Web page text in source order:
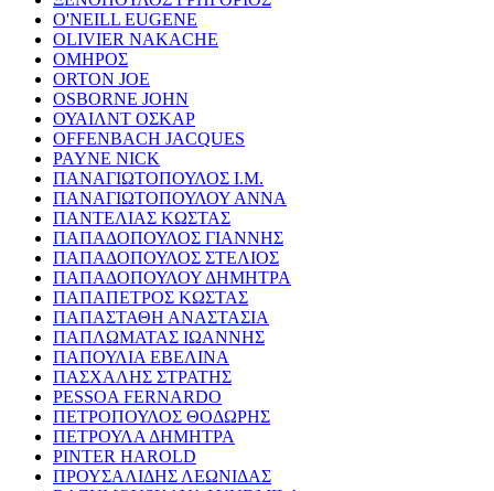
O'NEILL EUGENE
OLIVIER NAKACHE
ΟΜΗΡΟΣ
ORTON JOE
OSBORNE JOHN
ΟΥΑΙΛΝΤ ΟΣΚΑΡ
OFFENBACH JACQUES
PAYNE NICK
ΠΑΝΑΓΙΩΤΟΠΟΥΛΟΣ Ι.Μ.
ΠΑΝΑΓΙΩΤΟΠΟΥΛΟΥ ΑΝΝΑ
ΠΑΝΤΕΛΙΑΣ ΚΩΣΤΑΣ
ΠΑΠΑΔΟΠΟΥΛΟΣ ΓΙΑΝΝΗΣ
ΠΑΠΑΔΟΠΟΥΛΟΣ ΣΤΕΛΙΟΣ
ΠΑΠΑΔΟΠΟΥΛΟΥ ΔΗΜΗΤΡΑ
ΠΑΠΑΠΕΤΡΟΣ ΚΩΣΤΑΣ
ΠΑΠΑΣΤΑΘΗ ΑΝΑΣΤΑΣΙΑ
ΠΑΠΛΩΜΑΤΑΣ ΙΩΑΝΝΗΣ
ΠΑΠΟΥΛΙΑ ΕΒΕΛΙΝΑ
ΠΑΣΧΑΛΗΣ ΣΤΡΑΤΗΣ
PESSOA FERNARDO
ΠΕΤΡΟΠΟΥΛΟΣ ΘΟΔΩΡΗΣ
ΠΕΤΡΟΥΛΑ ΔΗΜΗΤΡΑ
PINTER HAROLD
ΠΡΟΥΣΑΛΙΔΗΣ ΛΕΩΝΙΔΑΣ